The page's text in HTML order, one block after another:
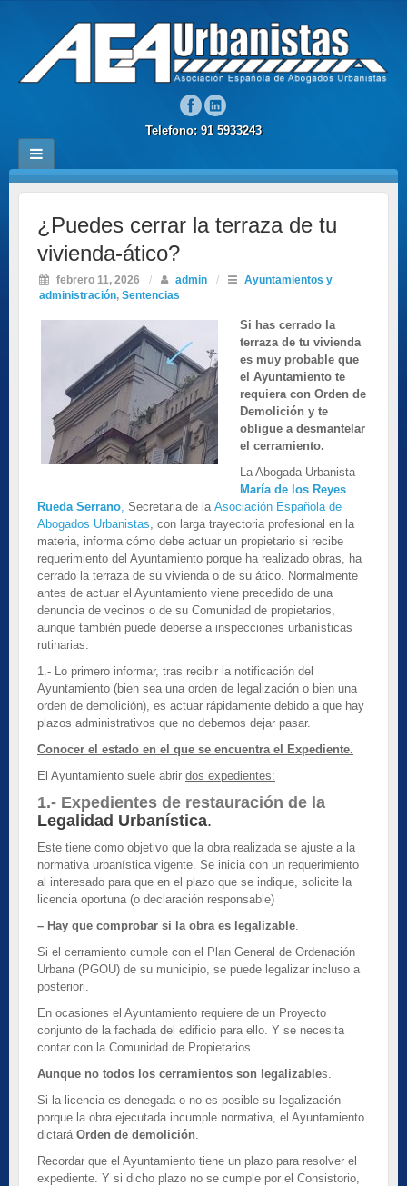
Telefono: 91 5933243
¿Puedes cerrar la terraza de tu
vivienda-ático?
febrero 11, 2026 / admin /
Ayuntamientos y
administración Sentencias
Si has cerrado la
terraza de tu vivienda
es muy probable que
el Ayuntamiento te
requiera con Orden de
Demolición y te
obligue a desmantelar
el cerramiento.
La Abogada Urbanista
María de los Reyes
Rueda Serrano Secretaria de la Asociación Española de
Abogados Urbanistas , con larga trayectoria profesional en la
materia, informa cómo debe actuar un propietario si recibe
requerimiento del Ayuntamiento porque ha realizado obras, ha
cerrado la terraza de su vivienda o de su ático. Normalmente
antes de actuar el Ayuntamiento viene precedido de una
denuncia de vecinos o de su Comunidad de propietarios,
aunque también puede deberse a inspecciones urbanísticas
rutinarias.
1.- Lo primero informar, tras recibir la notificación del
Ayuntamiento (bien sea una orden de legalización o bien una
orden de demolición), es actuar rápidamente debido a que hay
plazos administrativos que no debemos dejar pasar.
Conocer el estado en el que se encuentra el Expediente.
El Ayuntamiento suele abrir dos expedientes:
1.- Expedientes de restauración de la
Legalidad Urbanística.
Este tiene como objetivo que la obra realizada se ajuste a la
normativa urbanística vigente. Se inicia con un requerimiento
al interesado para que en el plazo que se indique, solicite la
licencia oportuna (o declaración responsable)
– Hay que comprobar si la obra es legalizable
Si el cerramiento cumple con el Plan General de Ordenación
Urbana (PGOU) de su municipio, se puede legalizar incluso a
posteriori.
En ocasiones el Ayuntamiento requiere de un Proyecto
conjunto de la fachada del edificio para ello. Y se necesita
contar con la Comunidad de Propietarios.
Aunque no todos los cerramientos son legalizables.
Si la licencia es denegada o no es posible su legalización
porque la obra ejecutada incumple normativa, el Ayuntamiento
dictará Orden de demolición
Recordar que el Ayuntamiento tiene un plazo para resolver el
expediente. Y si dicho plazo no se cumple por el Consistorio,